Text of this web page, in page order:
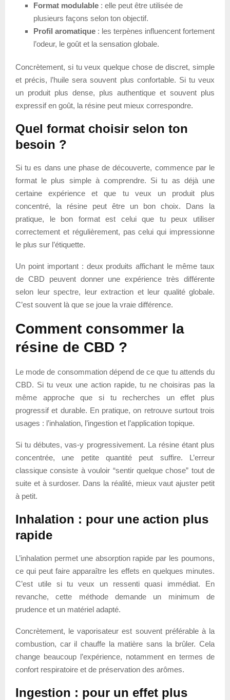
Format modulable : elle peut être utilisée de
plusieurs façons selon ton objectif.
Profil aromatique : les terpènes influencent fortement
l’odeur, le goût et la sensation globale.
Concrètement, si tu veux quelque chose de discret, simple
et précis, l’huile sera souvent plus confortable. Si tu veux
un produit plus dense, plus authentique et souvent plus
expressif en goût, la résine peut mieux correspondre.
Quel format choisir selon ton
besoin ?
Si tu es dans une phase de découverte, commence par le
format le plus simple à comprendre. Si tu as déjà une
certaine expérience et que tu veux un produit plus
concentré, la résine peut être un bon choix. Dans la
pratique, le bon format est celui que tu peux utiliser
correctement et régulièrement, pas celui qui impressionne
le plus sur l’étiquette.
Un point important : deux produits affichant le même taux
de CBD peuvent donner une expérience très différente
selon leur spectre, leur extraction et leur qualité globale.
C’est souvent là que se joue la vraie différence.
Comment consommer la
résine de CBD ?
Le mode de consommation dépend de ce que tu attends du
CBD. Si tu veux une action rapide, tu ne choisiras pas la
même approche que si tu recherches un effet plus
progressif et durable. En pratique, on retrouve surtout trois
usages : l’inhalation, l’ingestion et l’application topique.
Si tu débutes, vas-y progressivement. La résine étant plus
concentrée, une petite quantité peut suffire. L’erreur
classique consiste à vouloir “sentir quelque chose” tout de
suite et à surdoser. Dans la réalité, mieux vaut ajuster petit
à petit.
Inhalation : pour une action plus
rapide
L’inhalation permet une absorption rapide par les poumons,
ce qui peut faire apparaître les effets en quelques minutes.
C’est utile si tu veux un ressenti quasi immédiat. En
revanche, cette méthode demande un minimum de
prudence et un matériel adapté.
Concrètement, le vaporisateur est souvent préférable à la
combustion, car il chauffe la matière sans la brûler. Cela
change beaucoup l’expérience, notamment en termes de
confort respiratoire et de préservation des arômes.
Ingestion : pour un effet plus